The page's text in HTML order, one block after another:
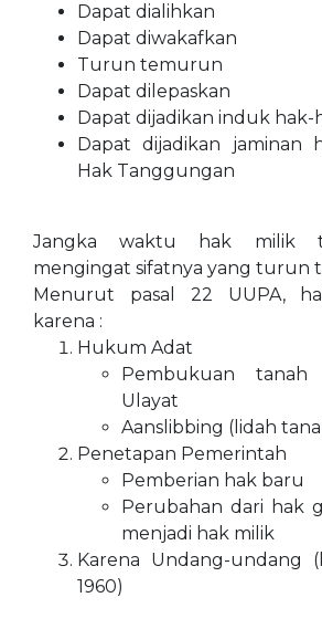
Dapat dialihkan
Dapat diwakafkan
Turun temurun
Dapat dilepaskan
Dapat dijadikan induk hak-
Dapat dijadikan jaminan
Hak Tanggungan
Jangka waktu hak milik
mengingat sifatnya yang turun
Menurut pasal 22 UUPA,
karena :
Hukum Adat
Pembukuan
Ulayat
Aanslibbing (lidah
Penetapan Pemerintah
Pemberian hak baru
Perubahan dari hak
menjadi hak milik
Karena Undang-undang
1960)